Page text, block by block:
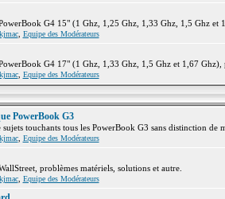
G4 15" (1 Ghz, 1,25 Ghz, 1,33 Ghz, 1,5 Ghz et
, Equipe des Modérateurs
G4 17" (1 Ghz, 1,33 Ghz, 1,5 Ghz et 1,67 Ghz),
, Equipe des Modérateurs
PowerBook G3
sujets touchants tous les PowerBook G3 sans distinction de
, Equipe des Modérateurs
problèmes matériels, solutions et autre.
, Equipe des Modérateurs